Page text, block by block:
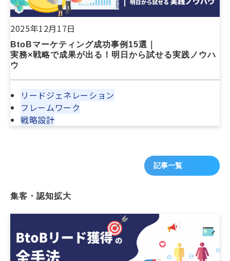
2025年12月17日
BtoBマーケティング成功事例15選｜
実務×戦略で成果が出る！明日から試せる実践ノウハ
ウ
リードジェネレーション
フレームワーク
戦略設計
記事一覧
集客・認知拡大